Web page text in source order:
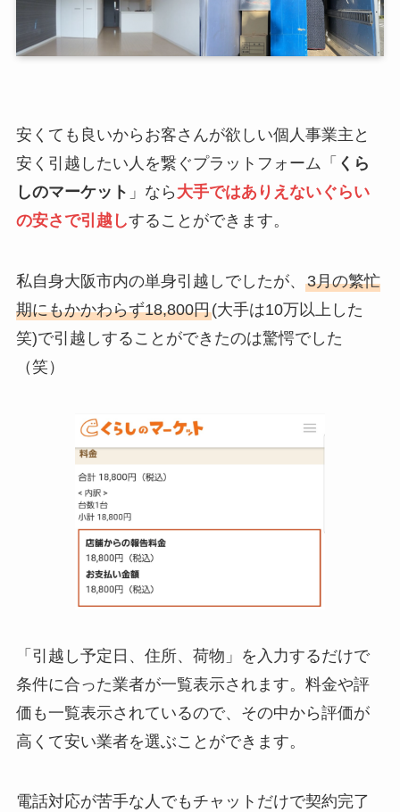
安くても良いからお客さんが欲しい個人事業主と
安く引越したい人を繋ぐプラットフォーム「 くら
しのマーケット 」なら 大手ではありえないぐらい
の安さで引越しすることができます。
私自身大阪市内の単身引越しでしたが、 3月の繁忙
期にもかかわらず18,800円(大手は10万以上した
笑)で引越しすることができたのは驚愕でした
（笑）
「引越し予定日、住所、荷物」を入力するだけで
条件に合った業者が一覧表示されます。料金や評
価も一覧表示されているので、その中から評価が
高くて安い業者を選ぶことができます。
電話対応が苦手な人でもチャットだけで契約完了